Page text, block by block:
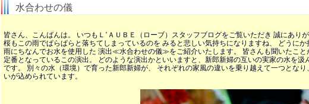
水合わせの儀
皆さん、こんばんは。 いつもＬ’ＡＵＢＥ（ローブ）スタッフブログをご覧いただき 誠にあり
桜もこの雨でぱらぱらと落ちてしまっているのを みると悲しい気持ちになりますね、 どうに
雨にちなんでお水を使用した 演出≪水合わせの儀≫をご紹介いたします。 皆さんも聞いたこ
定番となっているこの演出。 どのような演出かといいますと、新郎新婦の互いの実家の水を
です。 別々の水（環境）で育った新郎新婦が、 それぞれの家風の違いを乗り越えて一つとな
いが込められています。